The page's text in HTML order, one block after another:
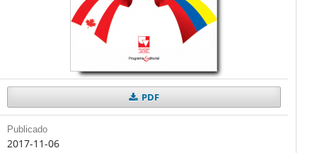
PDF
Publicado
2017-11-06